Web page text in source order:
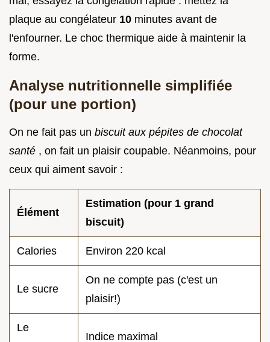
plaque au congélateur 10 minutes avant de
l'enfourner. Le choc thermique aide à maintenir la
forme.
Analyse nutritionnelle simplifiée
(pour une portion)
On ne fait pas un biscuit aux pépites de chocolat
santé , on fait un plaisir coupable. Néanmoins, pour
ceux qui aiment savoir :
Élément
Estimation (pour 1 grand
biscuit)
Calories Environ 220 kcal
Le sucre
On ne compte pas (c'est un
plaisir!)
Le
Indice maximal